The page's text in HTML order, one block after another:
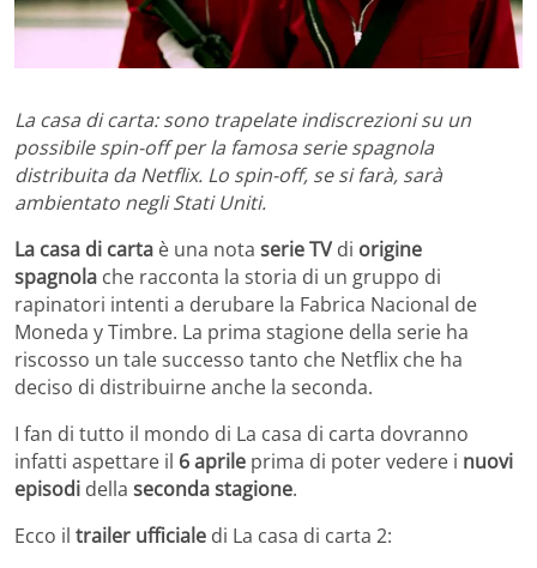
La casa di carta: sono trapelate indiscrezioni su un
possibile spin-off per la famosa serie spagnola
distribuita da Netflix. Lo spin-off, se si farà, sarà
ambientato negli Stati Uniti.
La casa di carta è una nota serie TVdi origine
spagnola che racconta la storia di un gruppo di
rapinatori intenti a derubare la Fabrica Nacional de
Moneda y Timbre. La prima stagione della serie ha
riscosso un tale successo tanto che Netflix che ha
deciso di distribuirne anche la seconda.
I fan di tutto il mondo di La casa di carta dovranno
infatti aspettare il 6 aprile prima di poter vedere i nuovi
episodi della seconda stagione.
Ecco il trailer ufficiale di La casa di carta 2: